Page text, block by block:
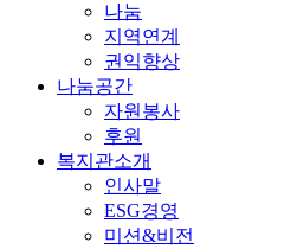
나눔
지역연계
권익향상
나눔공간
자원봉사
후원
복지관소개
인사말
ESG경영
미션&비전